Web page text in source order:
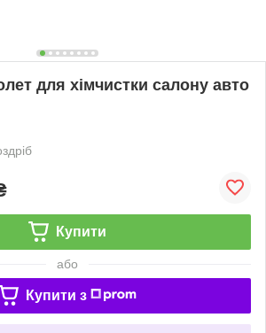
для хімчистки салону авто
Купити
або
Купити з